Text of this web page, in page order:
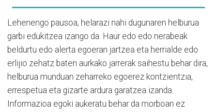
Lehenengo pausoa, helarazi nahi dugunaren helburua
garbi edukitzea izango da. Haur edo edo nerabeak
beldurtu edo alerta egoeran jartzea eta herrialde edo
erlijio zehatz baten aurkako jarrerak saihestu behar dira,
helburua munduan zeharreko egoerez kontzientzia,
errespetua eta gizarte ardura garatzea izanda.
Informazioa egoki aukeratu behar da morboan ez